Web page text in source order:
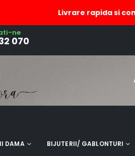
Livrare rapida si
ne
070
DAMA BIJUTERII/ GABLONTURI
fixa